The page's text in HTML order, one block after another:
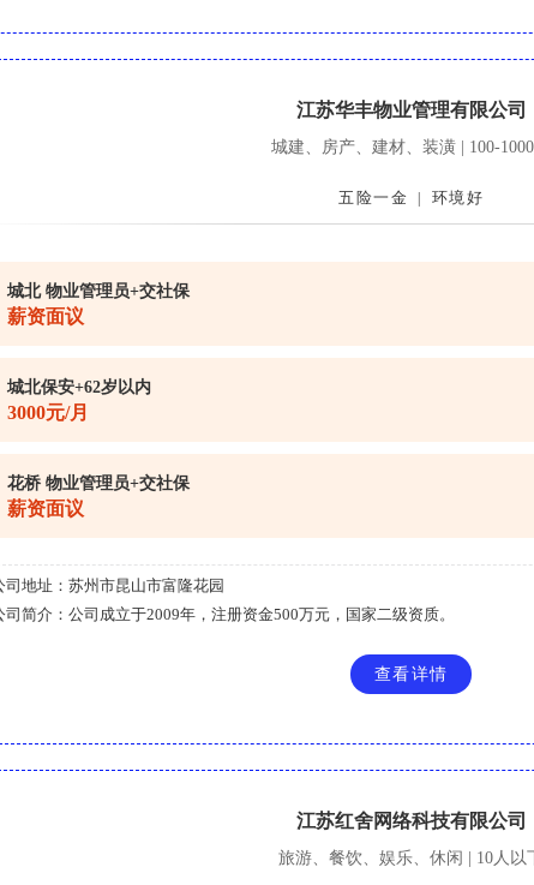
江苏华丰物业管理有限公司
城建、房产、建材、装潢 | 100-1000
五险一金 | 环境好
城北 物业管理员+交社保
薪资面议
城北保安+62岁以内
3000元/月
花桥 物业管理员+交社保
薪资面议
司地址： 苏州市昆山市富隆花园
司简介： 公司成立于2009年，注册资金500万元，国家二级资质。
查看详情
江苏红舍网络科技有限公司
旅游、餐饮、娱乐、休闲 | 10人以